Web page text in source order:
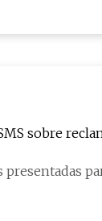
reclamaciones de